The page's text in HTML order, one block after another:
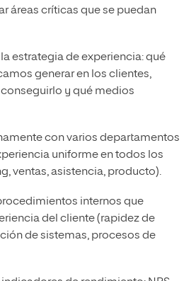
áreas críticas que se puedan
estrategia de experiencia: qué
generar en los clientes,
y qué medios
con varios departamentos
uniforme en todos los
ventas, asistencia, producto).
internos que
del cliente (rapidez de
de sistemas, procesos de